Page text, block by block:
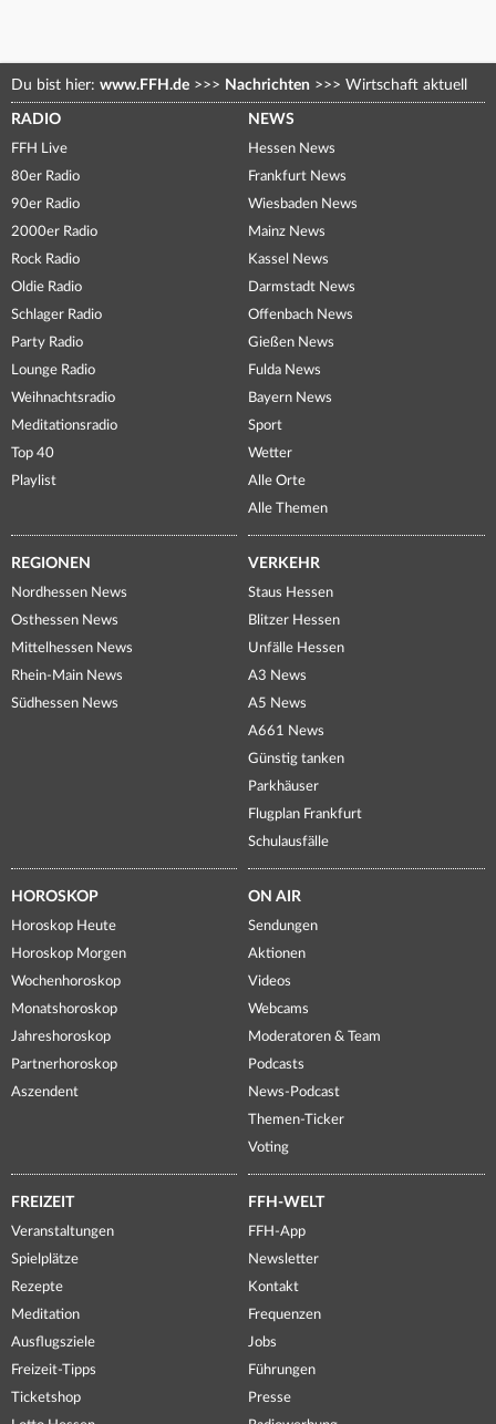
Du bist hier: www.FFH.de >>> Nachrichten >>> Wirtschaft aktuell
RADIO
FFH Live
80er Radio
90er Radio
2000er Radio
Rock Radio
Oldie Radio
Schlager Radio
Party Radio
Lounge Radio
Weihnachtsradio
Meditationsradio
Top 40
Playlist
NEWS
Hessen News
Frankfurt News
Wiesbaden News
Mainz News
Kassel News
Darmstadt News
Offenbach News
Gießen News
Fulda News
Bayern News
Sport
Wetter
Alle Orte
Alle Themen
REGIONEN
Nordhessen News
Osthessen News
Mittelhessen News
Rhein-Main News
Südhessen News
VERKEHR
Staus Hessen
Blitzer Hessen
Unfälle Hessen
A3 News
A5 News
A661 News
Günstig tanken
Parkhäuser
Flugplan Frankfurt
Schulausfälle
HOROSKOP
Horoskop Heute
Horoskop Morgen
Wochenhoroskop
Monatshoroskop
Jahreshoroskop
Partnerhoroskop
Aszendent
ON AIR
Sendungen
Aktionen
Videos
Webcams
Moderatoren & Team
Podcasts
News-Podcast
Themen-Ticker
Voting
FREIZEIT
Veranstaltungen
Spielplätze
Rezepte
Meditation
Ausflugsziele
Freizeit-Tipps
Ticketshop
FFH-WELT
FFH-App
Newsletter
Kontakt
Frequenzen
Jobs
Führungen
Presse